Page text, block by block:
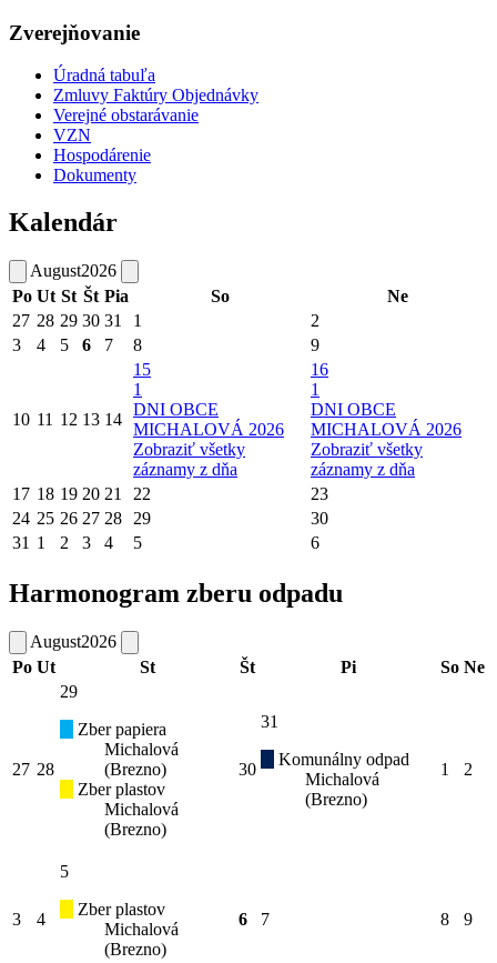
Zverejňovanie
Úradná tabuľa
Zmluvy Faktúry Objednávky
Verejné obstarávanie
VZN
Hospodárenie
Dokumenty
Kalendár
August2026
Po Ut St Št Pia So
Ne
27 28 29 30 31 1
2
3
4 5 6 7 8 9
10 11 12 13 14
15
1
DNI OBCE
MICHALOVÁ 2026
Zobraziť všetky
záznamy z dňa
16
1
DNI OBCE
MICHALOVÁ 2026
Zobraziť všetky
záznamy z dňa
17 18 19 20 21 22
23
24 25 26 27 28 29
30
31 1 2 3 4 5 6
Harmonogram zberu odpadu
August2026
Po Ut St Št Pi So Ne
27 28
29
Zber papiera
Michalová
(Brezno)
Zber plastov
Michalová
(Brezno)
30
31
Komunálny odpad
Michalová
(Brezno)
1 2
3 4
5
Zber plastov
Michalová
(Brezno)
6 7 8 9